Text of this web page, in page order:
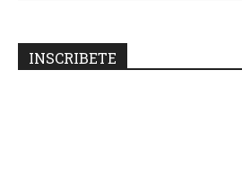
INSCRIBETE